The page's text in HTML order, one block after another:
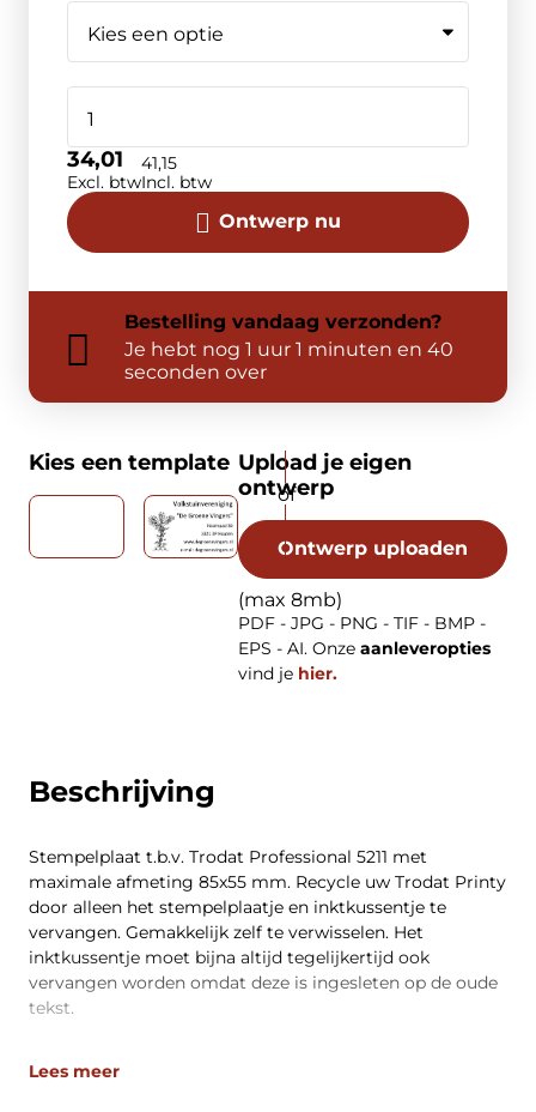
Beschrijving
Stempelplaat t.b.v. Trodat Professional 5211 met
maximale afmeting 85x55 mm. Recycle uw Trodat Printy
door alleen het stempelplaatje en inktkussentje te
vervangen. Gemakkelijk zelf te verwisselen. Het
inktkussentje moet bijna altijd tegelijkertijd ook
vervangen worden omdat deze is ingesleten op de oude
tekst.
Lees meer
Ontwerp nu
34,01
Excl. btw
41,15
Incl. btw
Bestelling vandaag verzonden?
Je hebt nog 1 uur 1 minuten en 40
seconden over
Kies een template Upload je eigen
ontwerp
Ontwerp uploaden
(max 8mb)
PDF - JPG - PNG - TIF - BMP -
EPS - AI. Onze aanleveropties
vind je hier.